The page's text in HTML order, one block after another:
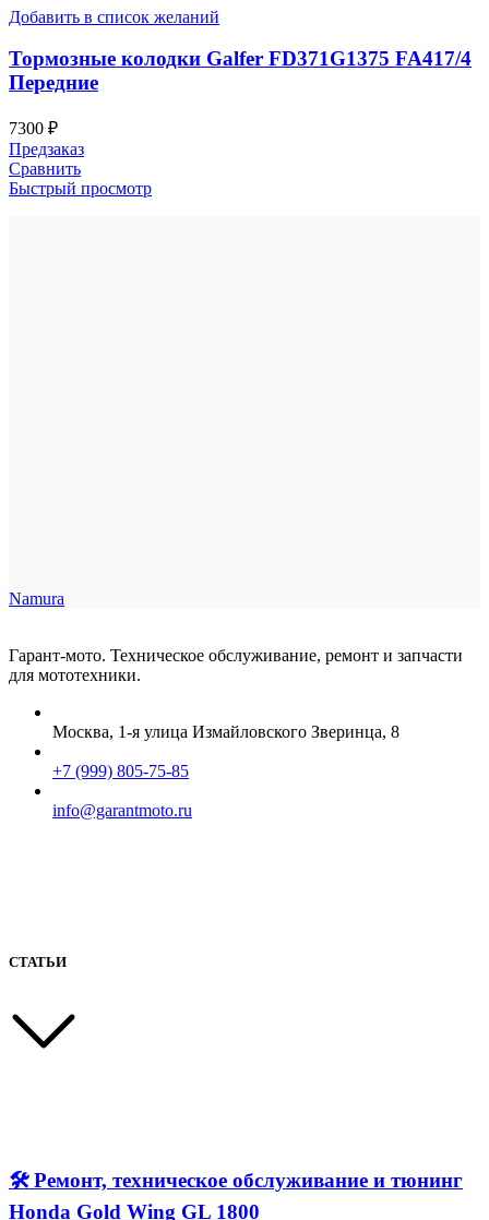
Добавить в список желаний
Тормозные колодки Galfer FD371G1375 FA417/4
Передние
7300 ₽
Предзаказ
Сравнить
Быстрый просмотр
Namura
Гарант-мото. Техническое обслуживание, ремонт и запчасти
для мототехники.
Москва, 1-я улица Измайловского Зверинца, 8
+7 (999) 805-75-85
info@garantmoto.ru
СТАТЬИ
🛠 Ремонт, техническое обслуживание и тюнинг
Honda Gold Wing GL 1800